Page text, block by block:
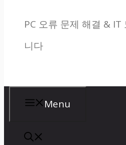
PC 오류 문제 해결 &
니다
Menu